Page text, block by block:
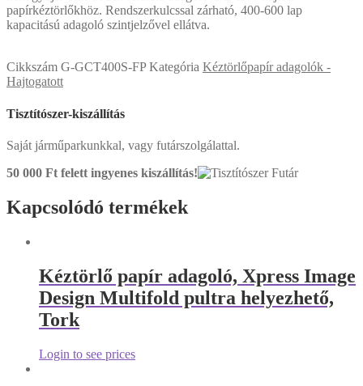
papírkéztörlőkhöz. Rendszerkulcssal zárható, 400-600 lap
kapacitású adagoló szintjelzővel ellátva.
Cikkszám G-GCT400S-FPKategória Kéztörlőpapír adagolók -
Hajtogatott
Tisztítószer-kiszállítás
Saját járműparkunkkal, vagy futárszolgálattal.
50 000 Ft felett ingyenes kiszállítás!
Kapcsolódó termékek
Kéztörlő papír adagoló, Xpress Image
Design Multifold pultra helyezhető,
Tork
Login to see prices